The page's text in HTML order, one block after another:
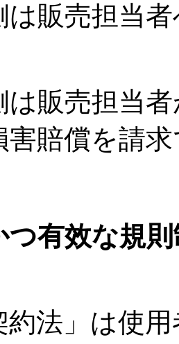
は販売担当
は販売担当
害賠償を請
つ有效な規
約法」は使